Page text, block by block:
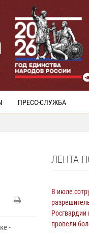
ПРЕСС-СЛУЖБА
-
ЛЕНТА
В июле
Росгвардии
провели